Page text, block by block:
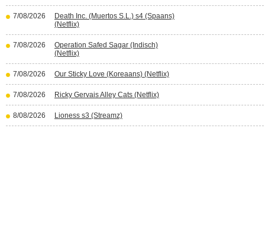
7/08/2026
Death Inc. (Muertos S.L.) s4 (Spaans)
(Netflix)
7/08/2026
Operation Safed Sagar (Indisch)
(Netflix)
7/08/2026 Our Sticky Love (Koreaans) (Netflix)
7/08/2026 Ricky Gervais Alley Cats (Netflix)
8/08/2026 Lioness s3 (Streamz)